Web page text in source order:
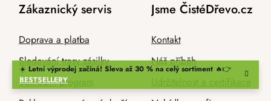
☀️ Letní výprodej začíná! Sleva až 30 % na celý sortiment 🔥👉
BESTSELLERY
Zákaznický servis
Doprava a platba
Sledování trasy zásilky
Věrnostní program
Jsme ČistéDřevo.cz
Kontakt
Náš příběh